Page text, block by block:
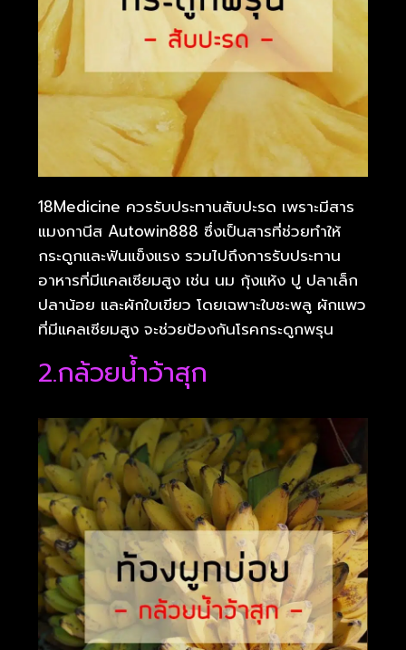
18Medicine ควรรับประทานสับปะรด เพราะมีสาร
แมงกานีส Autowin888 ซึ่งเป็นสารที่ช่วยทําให้
กระดูกและฟันแข็งแรง รวมไปถึงการรับประทาน
อาหารที่มีแคลเซียมสูง เช่น นม กุ้งแห้ง ปู ปลาเล็ก
ปลาน้อย และผักใบเขียว โดยเฉพาะใบชะพลู ผักแพว
ที่มีแคลเซียมสูง จะช่วยป้องกันโรคกระดูกพรุน
2.กล้วยน้ำว้าสุก